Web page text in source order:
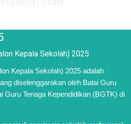
Kepala Sekolah) 2025
Kepala Sekolah) 2025 adalah
diselenggarakan oleh Balai Guru
Guru Tenaga Kependidikan (BGTK) di